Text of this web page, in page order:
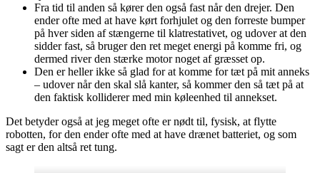
Fra tid til anden så kører den også fast når den drejer. Den
ender ofte med at have kørt forhjulet og den forreste bumper
på hver siden af stængerne til klatrestativet, og udover at den
sidder fast, så bruger den ret meget energi på komme fri, og
dermed river den stærke motor noget af græsset op.
Den er heller ikke så glad for at komme for tæt på mit anneks
– udover når den skal slå kanter, så kommer den så tæt på at
den faktisk kolliderer med min køleenhed til annekset.
Det betyder også at jeg meget ofte er nødt til, fysisk, at flytte
robotten, for den ender ofte med at have drænet batteriet, og som
sagt er den altså ret tung.